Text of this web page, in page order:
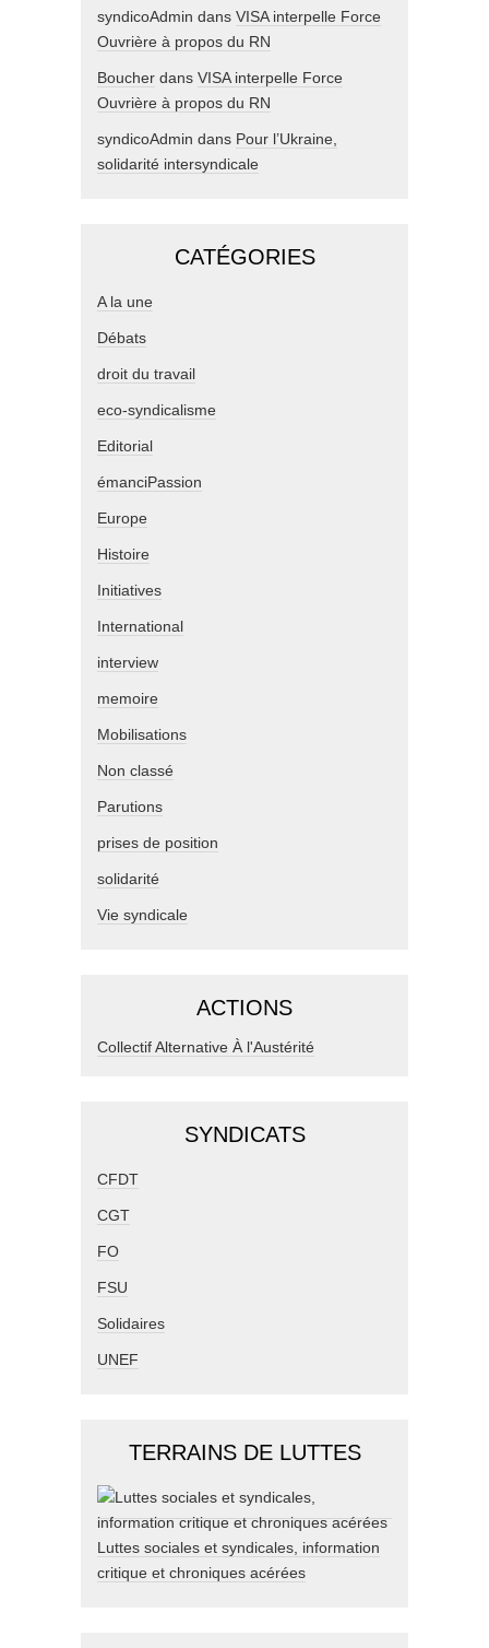
syndicoAdmin dans VISA interpelle Force
Ouvrière à propos du RN
Boucher dans VISA interpelle Force
Ouvrière à propos du RN
syndicoAdmin dans Pour l’Ukraine,
solidarité intersyndicale
CATÉGORIES
A la une
Débats
droit du travail
eco-syndicalisme
Editorial
émanciPassion
Europe
Histoire
Initiatives
International
interview
memoire
Mobilisations
Non classé
Parutions
prises de position
solidarité
Vie syndicale
ACTIONS
Collectif Alternative À l'Austérité
SYNDICATS
CFDT
CGT
FO
FSU
Solidaires
UNEF
TERRAINS DE LUTTES
Luttes sociales et syndicales, information
critique et chroniques acérées